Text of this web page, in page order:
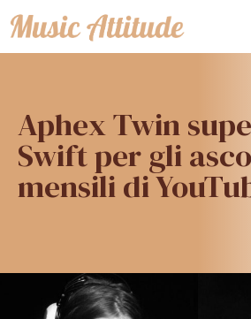
Vai
al
Aphex Twin
Swift per gli
mensili di